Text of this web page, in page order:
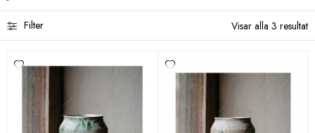
Filter Visar alla 3 resultat
Sortera efter